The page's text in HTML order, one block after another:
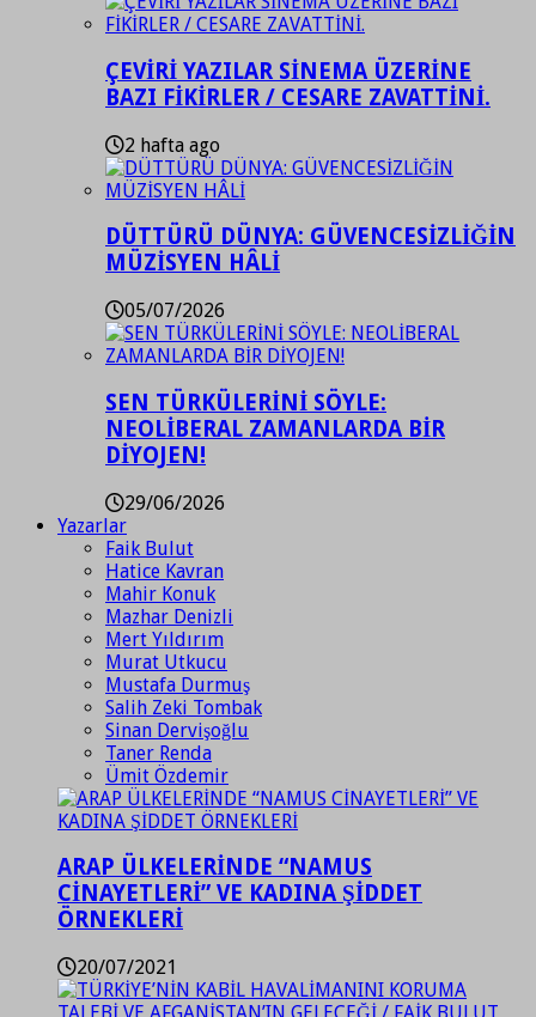
ÇEVİRİ YAZILAR SİNEMA ÜZERİNE
BAZI FİKİRLER / CESARE ZAVATTİNİ.
2 hafta ago
DÜTTÜRÜ DÜNYA: GÜVENCESİZLİĞİN
MÜZİSYEN HÂLİ
05/07/2026
SEN TÜRKÜLERİNİ SÖYLE:
NEOLİBERAL ZAMANLARDA BİR
DİYOJEN!
29/06/2026
Yazarlar
Faik Bulut
Hatice Kavran
Mahir Konuk
Mazhar Denizli
Mert Yıldırım
Murat Utkucu
Mustafa Durmuş
Salih Zeki Tombak
Sinan Dervişoğlu
Taner Renda
Ümit Özdemir
ARAP ÜLKELERİNDE “NAMUS
CİNAYETLERİ” VE KADINA ŞİDDET
ÖRNEKLERİ
20/07/2021